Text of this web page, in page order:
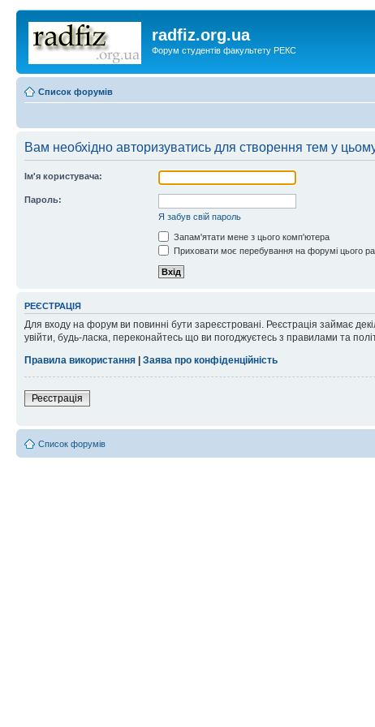
radfiz.org.ua
Форум студентів факультету РЕКС
Список форумів
Вам необхідно авторизуватись для створення тем у
Ім'я користувача:
Пароль:
Я забув свій пароль
Запам'ятати мене з цього комп'ютера
Приховати моє перебування на форумі цього
РЕЄСТРАЦІЯ
Для входу на форум ви повинні бути зареєстровані. Реєстрація займає
увійти, будь-ласка, переконайтесь що ви погоджуєтесь з правилами та
Правила використання
Заява про конфіденційність
Реєстрація
Список форумів